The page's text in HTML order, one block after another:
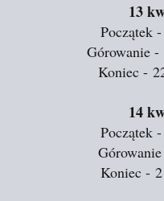
13
Początek
Górowanie
Koniec -
14
Początek
Koniec -